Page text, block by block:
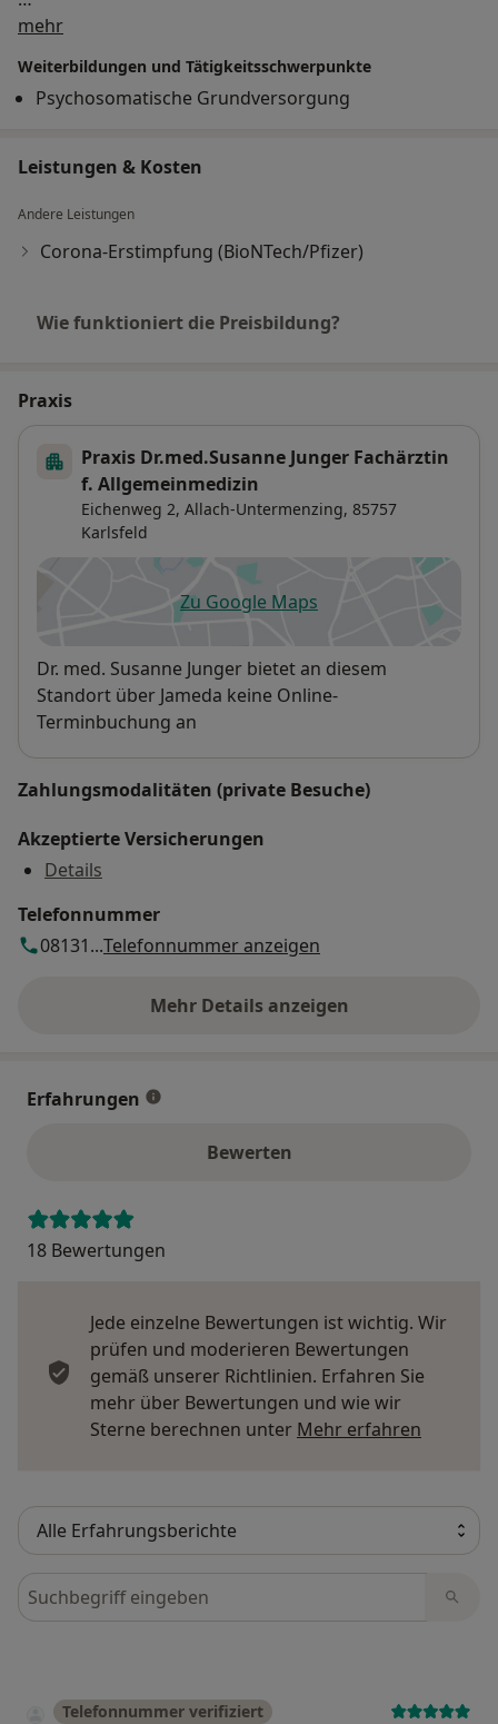
Ruhe-EKG / Belastungs-EKG
Langzeit-Blutdruckmessung
Sauerstoffsättigung
Gesundheitsuntersuchungen ab dem 35.
Lebensjahr
Lebensjahr
Operationsvorbereitung
Wundversorgung
Infusionstherapie
Psychosomatische Betreuung
Hirnleistungstests
Impfungen
Hausbesuche
Jugendgesundheitsuntersuchungen
Jugendarbeitsschutzuntersuchungen
mehrÜber mich
Weiterbildungen und Tätigkeitsschwerpunkte
Psychosomatische Grundversorgung
Leistungen & Kosten
Andere Leistungen
Corona-Erstimpfung (BioNTech/Pfizer)
Wie funktioniert die Preisbildung?
Praxis
Praxis Dr.med.Susanne Junger Fachärztin
f. Allgemeinmedizin
Eichenweg 2, Allach-Untermenzing, 85757
Karlsfeld
Zu Google Mapsöffnet in einer neuen
Verfügbarkeit
Dr. med. Susanne Junger bietet an diesem
Standort über Jameda keine Online-
Terminbuchung an
Zahlungsmodalitäten (private Besuche)
Akzeptierte Versicherungen
Details
Telefonnummer
08131...Telefonnummer anzeigen
Mehr Details anzeigen
über die Adresse
Erfahrungen
Bewerten
18 Bewertungen
Jede einzelne Bewertungen ist wichtig. Wir
prüfen und moderieren Bewertungen
gemäß unserer Richtlinien. Erfahren Sie
mehr über Bewertungen und wie wir
Sterne berechnen unter Mehr erfahren
Bewertungen durchsuchen
Telefonnummer verifiziert